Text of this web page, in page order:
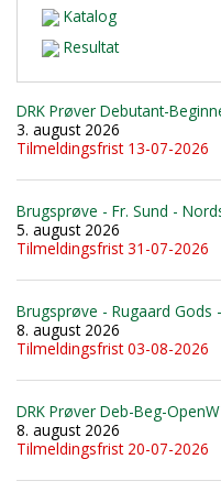
Katalog
Resultat
DRK Prøver Debutant-
3. august 2026
Tilmeldingsfrist 13-07-2026
Brugsprøve - Fr. Sund -
5. august 2026
Tilmeldingsfrist 31-07-2026
Brugsprøve - Rugaard Gods
8. august 2026
Tilmeldingsfrist 03-08-2026
DRK Prøver Deb-Beg-
8. august 2026
Tilmeldingsfrist 20-07-2026